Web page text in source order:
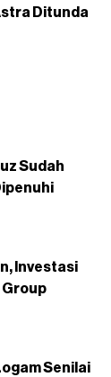
Ditunda
Sudah
Investasi
Group
Senilai